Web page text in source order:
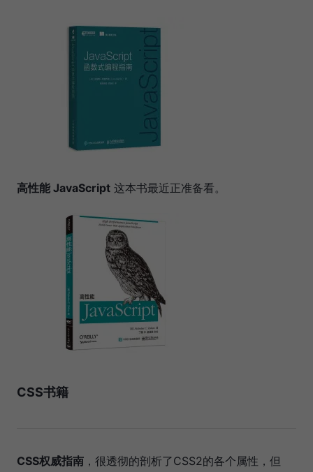
高性能 JavaScript 这本书最近正准备看。
CSS书籍
CSS权威指南 ，很透彻的剖析了CSS2的各个属性，但